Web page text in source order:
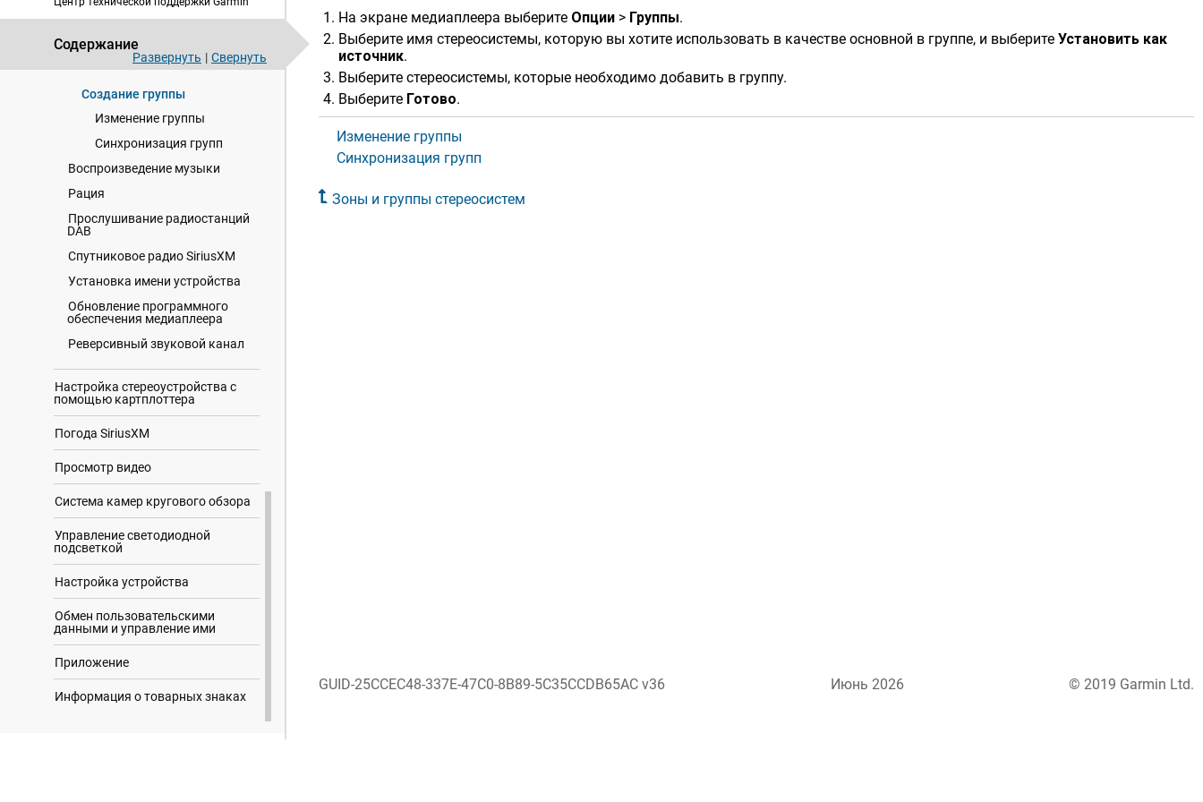
Содержание
Развернуть | Свернуть
Регулировка громкости в
Отключение зоны
динамиков
Создание группы
Изменение группы
Синхронизация групп
Воспроизведение музыки
Рация
Прослушивание радиостанций
DAB
Спутниковое радио SiriusXM
Установка имени устройства
Обновление программного
обеспечения медиаплеера
Реверсивный звуковой канал
Настройка стереоустройства с
помощью картплоттера
Погода SiriusXM
Просмотр видео
Система камер кругового обзора
Управление светодиодной
подсветкой
Настройка устройства
Обмен пользовательскими
данными и управление ими
Приложение
Информация о товарных знаках
На экране медиаплеера выберите Опции > Группы.
Выберите имя стереосистемы, которую вы хотите использовать в качестве основной в группе, и выберите Установить как
источник.
Выберите стереосистемы, которые необходимо добавить в группу.
Выберите Готово.
Изменение группы
Синхронизация групп
Зоны и группы стереосистем
GUID-25CCEC48-337E-47C0-8B89-5C35CCDB65AC v36 Июнь 2026 © 2019 Garmin Ltd.